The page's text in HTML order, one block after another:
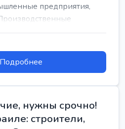
предприятия,
Подробнее
нужны срочно!
строители,